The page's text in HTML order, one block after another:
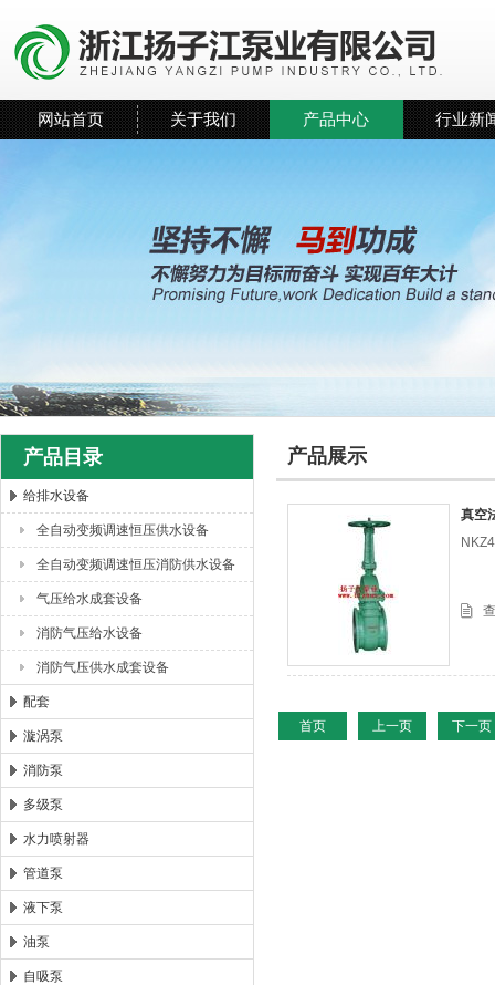
浙江扬子江泵业有限公司
网站首页 关于我们 产品中心 行业新
产品目录
给排水设备
全自动变频调速恒压供水设备
全自动变频调速恒压消防供水设备
气压给水成套设备
消防气压给水设备
消防气压供水成套设备
配套
漩涡泵
消防泵
多级泵
水力喷射器
管道泵
液下泵
油泵
自吸泵
产品展示
真空
首页 上一页 下一页